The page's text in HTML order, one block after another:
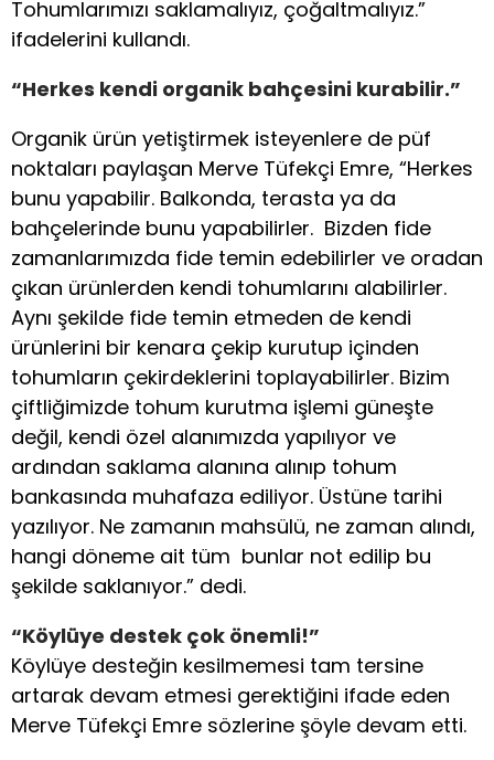
Tohumlarımızı saklamalıyız, çoğaltmalıyız.”
ifadelerini kullandı.
“Herkes kendi organik bahçesini kurabilir.”
Organik ürün yetiştirmek isteyenlere de püf
noktaları paylaşan Merve Tüfekçi Emre, “Herkes
bunu yapabilir. Balkonda, terasta ya da
bahçelerinde bunu yapabilirler. Bizden fide
zamanlarımızda fide temin edebilirler ve oradan
çıkan ürünlerden kendi tohumlarını alabilirler.
Aynı şekilde fide temin etmeden de kendi
ürünlerini bir kenara çekip kurutup içinden
tohumların çekirdeklerini toplayabilirler. Bizim
çiftliğimizde tohum kurutma işlemi güneşte
değil, kendi özel alanımızda yapılıyor ve
ardından saklama alanına alınıp tohum
bankasında muhafaza ediliyor. Üstüne tarihi
yazılıyor. Ne zamanın mahsülü, ne zaman alındı,
hangi döneme ait tüm bunlar not edilip bu
şekilde saklanıyor.” dedi.
“Köylüye destek çok önemli!”
Köylüye desteğin kesilmemesi tam tersine
artarak devam etmesi gerektiğini ifade eden
Merve Tüfekçi Emre sözlerine şöyle devam etti.